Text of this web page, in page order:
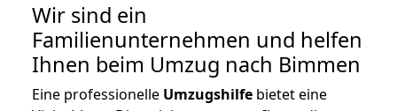
Wir sind ein
Familienunternehmen und helfen
Ihnen beim Umzug nach Bimmen
Eine professionelle Umzugshilfe bietet eine